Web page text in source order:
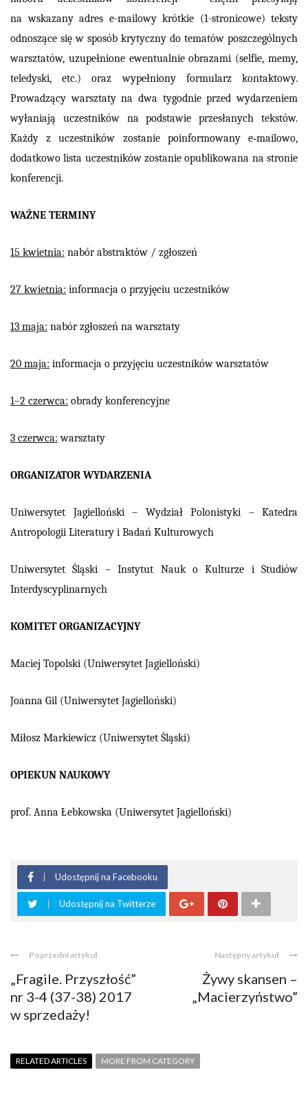
na wskazany adres e-mailowy krótkie (1-stronicowe) teksty
odnoszące się w sposób krytyczny do tematów poszczególnych
warsztatów, uzupełnione ewentualnie obrazami (selfie, memy,
teledyski, etc.) oraz wypełniony formularz kontaktowy.
Prowadzący warsztaty na dwa tygodnie przed wydarzeniem
wyłaniają uczestników na podstawie przesłanych tekstów.
Każdy z uczestników zostanie poinformowany e‑mailowo,
dodatkowo lista uczestników zostanie opublikowana na stronie
konferencji.
WAŻNE TERMINY
15 kwietnia: nabór abstraktów / zgłoszeń
27 kwietnia: informacja o przyjęciu uczestników
13 maja: nabór zgłoszeń na warsztaty
20 maja: informacja o przyjęciu uczestników warsztatów
1–2 czerwca: obrady konferencyjne
3 czerwca: warsztaty
ORGANIZATOR WYDARZENIA
Uniwersytet Jagielloński – Wydział Polonistyki – Katedra
Antropologii Literatury i Badań Kulturowych
Uniwersytet Śląski – Instytut Nauk o Kulturze i Studiów
Interdyscyplinarnych
KOMITET ORGANIZACYJNY
Maciej Topolski (Uniwersytet Jagielloński)
Joanna Gil (Uniwersytet Jagielloński)
Miłosz Markiewicz (Uniwersytet Śląski)
OPIEKUN NAUKOWY
prof. Anna Łebkowska (Uniwersytet Jagielloński)
Udostępnij na Facebooku
Udostępnij na Twitterze
Poprzedni artykuł
„Fragile. Przyszłość”
nr 3-4 (37-38) 2017
w sprzedaży!
Następny artykuł
Żywy skansen –
„Macierzyństwo”
RELATED ARTICLES MORE FROM CATEGORY